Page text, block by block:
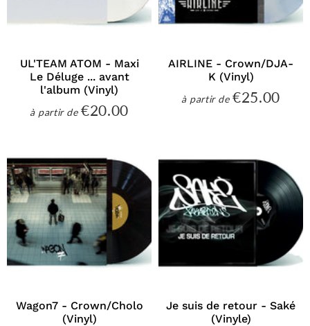
UL'TEAM ATOM - Maxi
Le Déluge ... avant
l'album (Vinyl)
à partir dePrix
€20.00
AIRLINE - Crown/DJA-
K (Vinyl)
à partir dePrix
€25.00
Wagon7 - Crown/Cholo
(Vinyl)
Je suis de retour - Saké
(Vinyle)